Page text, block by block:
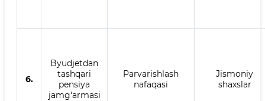
6.
Byudjetdan
tashqari
pensiya
jamg‘armasi
Parvarishlash
nafaqasi
Jismoniy
shaxslar